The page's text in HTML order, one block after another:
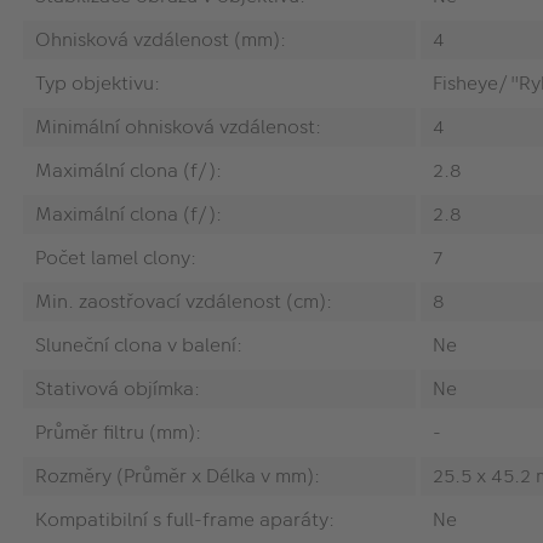
Ohnisková vzdálenost (mm):
4
Typ objektivu:
Fisheye/
Minimální ohnisková vzdálenost:
4
Maximální clona (f/):
2.8
Maximální clona (f/):
2.8
Počet lamel clony:
7
Min. zaostřovací vzdálenost (cm):
8
Sluneční clona v balení:
Ne
Stativová objímka:
Ne
Průměr filtru (mm):
-
Rozměry (Průměr x Délka v mm):
25.5 x 45.2
Kompatibilní s full-frame aparáty:
Ne